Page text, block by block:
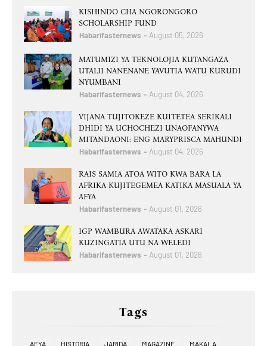
KISHINDO CHA NGORONGORO
SCHOLARSHIP FUND
Habarifasternews August 05, 2026
MATUMIZI YA TEKNOLOJIA KUTANGAZA
UTALII NANENANE YAVUTIA WATU KURUDI
NYUMBANI
Habarifasternews August 04, 2026
VIJANA TUJITOKEZE KUITETEA SERIKALI
DHIDI YA UCHOCHEZI UNAOFANYWA
MITANDAONI: ENG MARYPRISCA MAHUNDI
Habarifasternews August 04, 2026
RAIS SAMIA ATOA WITO KWA BARA LA
AFRIKA KUJITEGEMEA KATIKA MASUALA YA
AFYA
Habarifasternews August 01, 2026
IGP WAMBURA AWATAKA ASKARI
KUZINGATIA UTU NA WELEDI
Habarifasternews August 01, 2026
Tags
AFYA HISTORIA JARIDA MAGAZINE MAKALA